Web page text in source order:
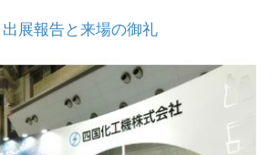
展報告と来場の御礼